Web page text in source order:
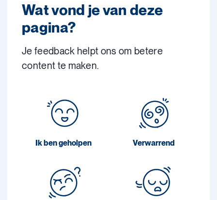
Wat vond je van deze
pagina?
Je feedback helpt ons om betere
content te maken.
Ik ben geholpen Verwarrend